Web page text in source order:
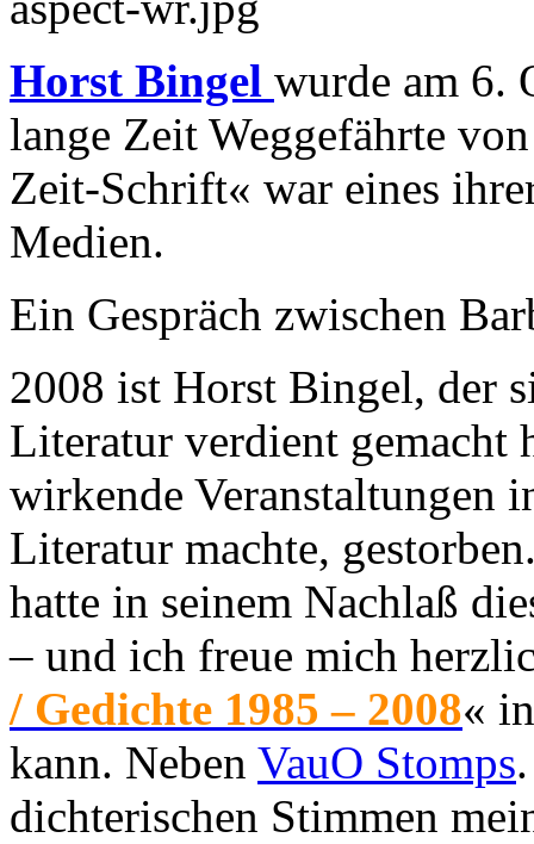
Horst Bingel wurde am 6.
lange Zeit Weggefährte
Zeit-Schrift« war eines
Medien.
Ein Gespräch zwischen
2008 ist Horst Bingel, der
Literatur verdient gemacht
wirkende Veranstaltungen
Literatur machte,
hatte in seinem Nachlaß
– und ich freue mich
/ Gedichte 1985 – 2008«
kann. Neben VauO Stomps
dichterischen Stimmen